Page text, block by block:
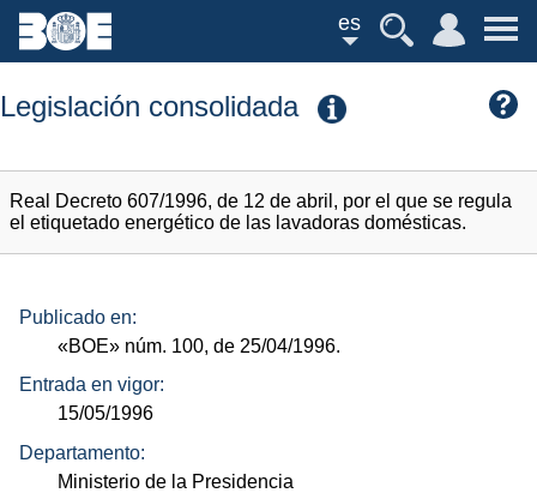
es
Legislación consolidada
Real Decreto 607/1996, de 12 de abril, por el que se regula
el etiquetado energético de las lavadoras domésticas.
Publicado en:
«BOE» núm. 100, de 25/04/1996.
Entrada en vigor:
15/05/1996
Departamento:
Ministerio de la Presidencia